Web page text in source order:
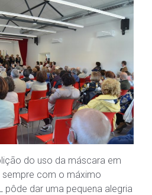
do uso da máscara em
sempre com o máximo
pôde dar uma pequena alegria